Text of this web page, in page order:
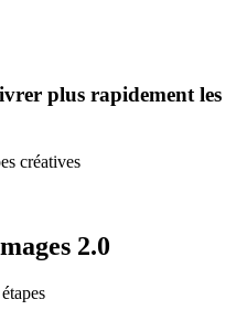
plus rapidement les
créatives
2.0